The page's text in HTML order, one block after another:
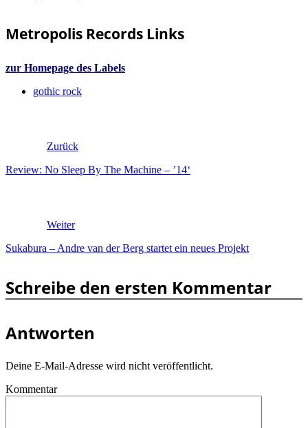
Metropolis Records Links
zur Homepage des Labels
gothic rock
Zurück
Review: No Sleep By The Machine – ’14‘
Weiter
Sukabura – Andre van der Berg startet ein neues Projekt
Schreibe den ersten Kommentar
Antworten
Deine E-Mail-Adresse wird nicht veröffentlicht.
Kommentar